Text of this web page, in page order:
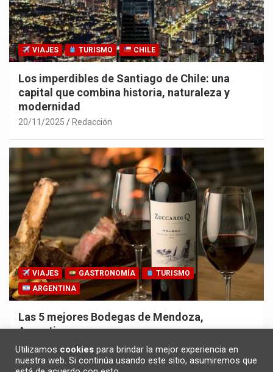
VIAJES TURISMO CHILE
Los imperdibles de Santiago de Chile: una
capital que combina historia, naturaleza y
modernidad
20/11/2025 Redacción
VIAJES GASTRONOMÍA
TURISMO
ARGENTINA
Las 5 mejores Bodegas de Mendoza,
Argentina
30/10/2025 Redacción
Utilizamos cookies para brindar la mejor experiencia en
nuestra web. Si continúa usando este sitio, asumiremos que